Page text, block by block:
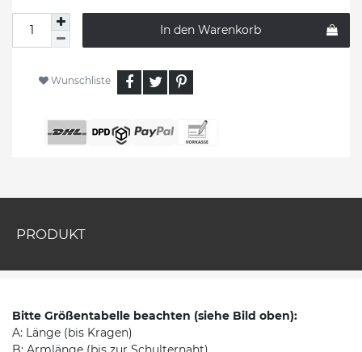
In den Warenkorb
Wunschliste
PRODUKT
Bitte Größentabelle beachten (siehe Bild oben):
A: Länge (bis Kragen)